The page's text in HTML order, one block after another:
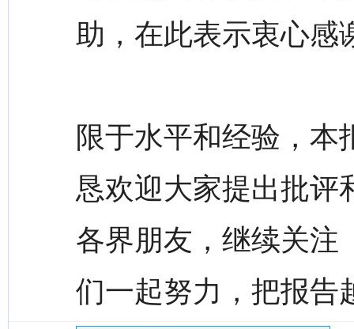
助，在此表示衷心感
限于水平和经验，本
恳欢迎大家提出批评
各界朋友，继续关注
们一起努力，把报告